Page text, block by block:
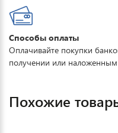
Способы оплаты
Оплачивайте покупки
получении или
Похожие